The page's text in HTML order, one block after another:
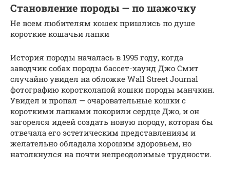
Становление породы — по шажочку
Не всем любителям кошек пришлись по душе
короткие кошачьи лапки
История породы началась в 1995 году, когда
заводчик собак породы бассет-хаунд Джо Смит
случайно увидел на обложке Wall Street Journal
фотографию коротколапой кошки породы манчкин.
Увидел и пропал — очаровательные кошки с
короткими лапками покорили сердце Джо, и он
загорелся идеей создать новую породу, которая бы
отвечала его эстетическим представлениям и
желательно обладала хорошим здоровьем, но
натолкнулся на почти непреодолимые трудности.